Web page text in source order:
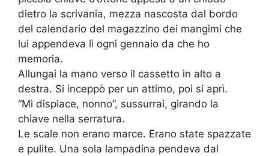
dietro la scrivania, mezza nascosta dal bordo
del calendario del magazzino dei mangimi che
lui appendeva lì ogni gennaio da che ho
memoria.
Allungai la mano verso il cassetto in alto a
destra. Si inceppò per un attimo, poi si aprì.
“Mi dispiace, nonno”, sussurrai, girando la
chiave nella serratura.
Le scale non erano marce. Erano state spazzate
e pulite. Una sola lampadina pendeva dal